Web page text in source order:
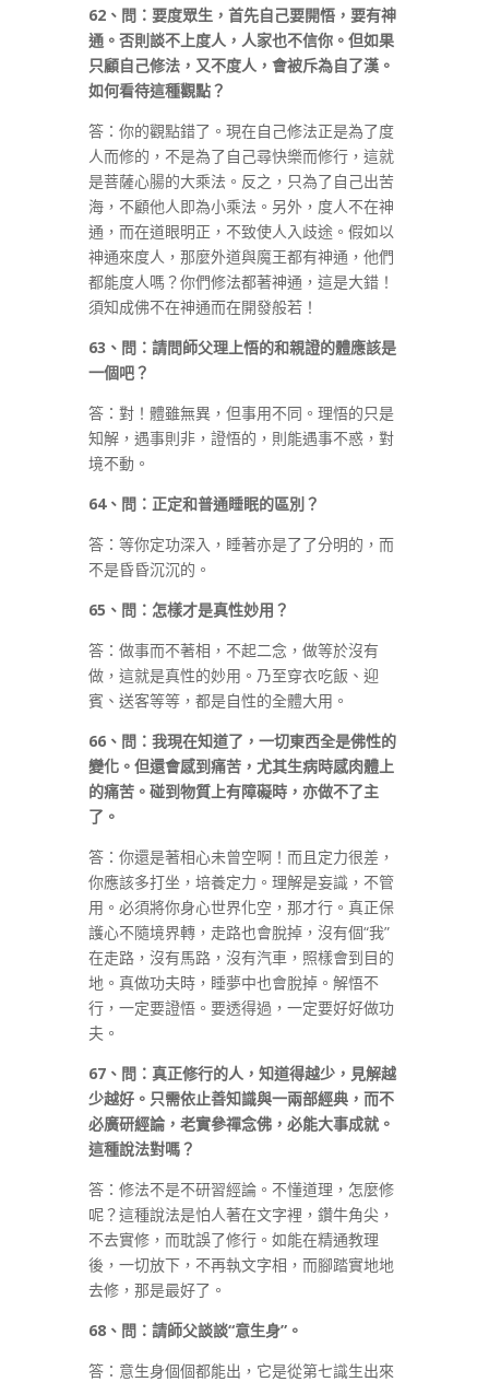
62、問：要度眾生，首先自己要開悟，要有神
通。否則談不上度人，人家也不信你。但如果
只顧自己修法，又不度人，會被斥為自了漢。
如何看待這種觀點？
答：你的觀點錯了。現在自己修法正是為了度
人而修的，不是為了自己尋快樂而修行，這就
是菩薩心腸的大乘法。反之，只為了自己出苦
海，不顧他人即為小乘法。另外，度人不在神
通，而在道眼明正，不致使人入歧途。假如以
神通來度人，那麼外道與魔王都有神通，他們
都能度人嗎？你們修法都著神通，這是大錯！
須知成佛不在神通而在開發般若！
63 、問：請問師父理上悟的和親證的體應該是
一個吧？
答：對！體雖無異，但事用不同。理悟的只是
知解，遇事則非，證悟的，則能遇事不惑，對
境不動。
64、問：正定和普通睡眠的區別？
答：等你定功深入，睡著亦是了了分明的，而
不是昏昏沉沉的。
65 、問：怎樣才是真性妙用？
答：做事而不著相，不起二念，做等於沒有
做，這就是真性的妙用。乃至穿衣吃飯、迎
賓、送客等等，都是自性的全體大用。
66、問：我現在知道了，一切東西全是佛性的
變化。但還會感到痛苦，尤其生病時感肉體上
的痛苦。碰到物質上有障礙時，亦做不了主
了。
答：你還是著相心未曾空啊！而且定力很差，
你應該多打坐，培養定力。理解是妄識，不管
用。必須將你身心世界化空，那才行。真正保
護心不隨境界轉，走路也會脫掉，沒有個“我”
在走路，沒有馬路，沒有汽車，照樣會到目的
地。真做功夫時，睡夢中也會脫掉。解悟不
行，一定要證悟。要透得過，一定要好好做功
夫。
67、問：真正修行的人，知道得越少，見解越
少越好。只需依止善知識與一兩部經典，而不
必廣研經論，老實參禪念佛，必能大事成就。
這種說法對嗎？
答：修法不是不研習經論。不懂道理，怎麼修
呢？這種說法是怕人著在文字裡，鑽牛角尖，
不去實修，而耽誤了修行。如能在精通教理
後，一切放下，不再執文字相，而腳踏實地地
去修，那是最好了。
68、問：請師父談談“意生身”。
答：意生身個個都能出，它是從第七識生出來